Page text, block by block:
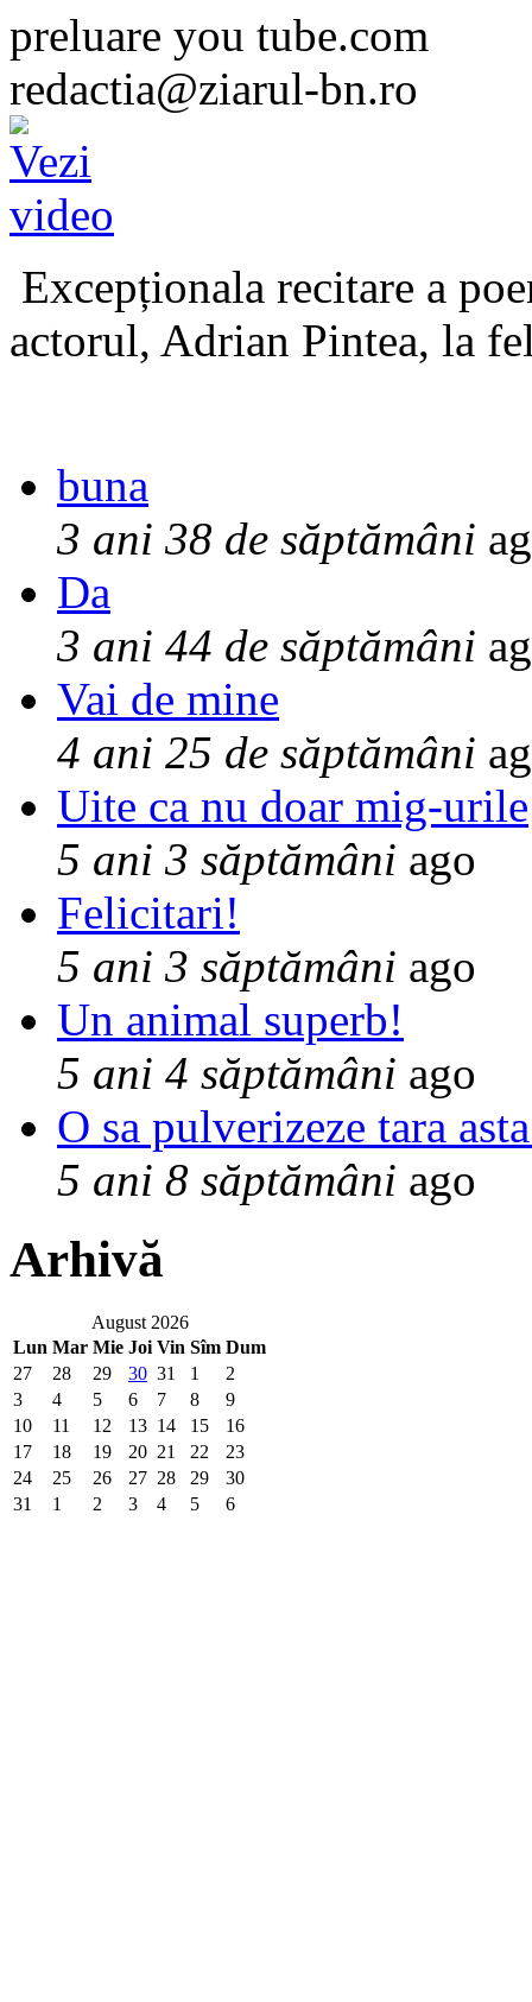
preluare you tube.com
redactia@ziarul-bn.ro
Excepționala recitare a
actorul, Adrian Pintea, la
buna
3 ani 38 de săptămâni
Da
3 ani 44 de săptămâni
Vai de mine
4 ani 25 de săptămâni
Uite ca nu doar mig-urile
5 ani 3 săptămâni ago
Felicitari!
5 ani 3 săptămâni ago
Un animal superb!
5 ani 4 săptămâni ago
O sa pulverizeze tara
5 ani 8 săptămâni ago
Arhivă
August 2026
Lun Mar Mie Joi Vin Sîm Dum
27
28 29 30 31 1
2
3
4 5 6 7 8
9
10
11 12 13 14 15
16
17
18 19 20 21 22
23
24
25 26 27 28 29
30
31
1 2 3 4 5 6